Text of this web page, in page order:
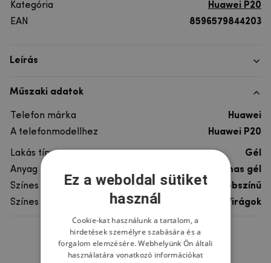
Kategória
Huawei P20
EAN
8596579844203
Leírás
Műszaki adatok
Telefon márka
Huawei
A telefonmodellhez
Huawei P20
Lakás típusa
Gél
Anyag
rugalmas gél
Színes
többszínű
Színes motívum
Virágok
Ne felejtsd el
Ez a weboldal sütiket
használ
Cookie-kat használunk a tartalom, a
hirdetések személyre szabására és a
forgalom elemzésére. Webhelyünk Ön általi
használatára vonatkozó információkat